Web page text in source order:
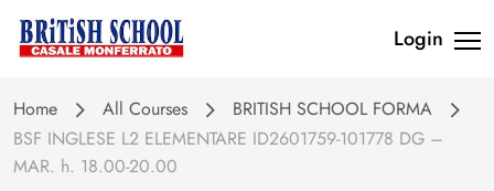
Login
Home All Courses
BRITISH SCHOOL FORMA
BSF INGLESE L2 ELEMENTARE ID2601759-101778 DG –
MAR. h. 18.00-20.00